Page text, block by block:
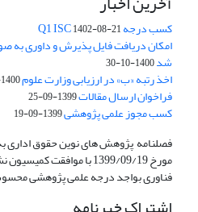
کسب درجه Q1 ISC1402-08-21
امکان دریافت فایل پذیرش و داوری به
شد1400-10-30
اخذ رتبه «ب» در ارزیابی وزارت علوم1400-03-30
فراخوان ارسال مقالات1399-09-25
کسب مجوز علمی پژوهشی1399-09-19
مورخ 1399/09/19 با
فناوری بواجد درجه علمی پژوهشی